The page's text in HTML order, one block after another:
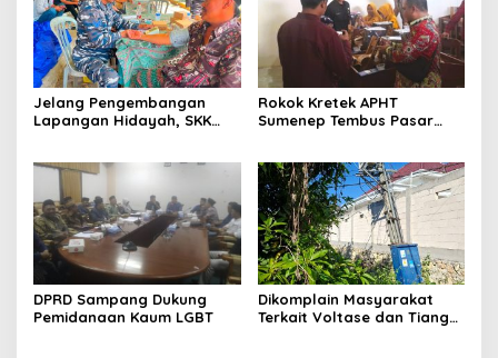
Jelang Pengembangan
Lapangan Hidayah, SKK
Nelayan Sampang
Rokok Kretek APHT
Sumenep Tembus Pasar
DPRD Sampang Dukung
Pemidanaan Kaum LGBT
Dikomplain Masyarakat
Terkait Voltase dan Tiang